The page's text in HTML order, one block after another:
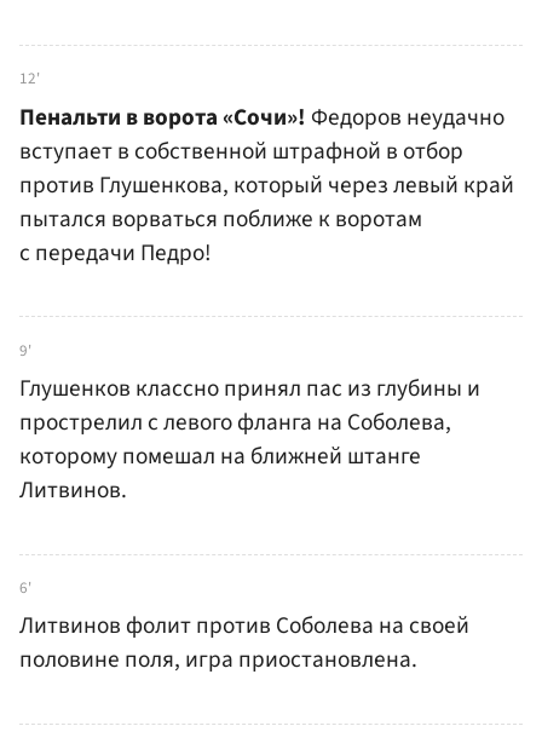
12'
Пенальти в ворота «Сочи»! Федоров неудачно
вступает в собственной штрафной в отбор
против Глушенкова, который через левый край
пытался ворваться поближе к воротам
с передачи Педро!
9'
Глушенков классно принял пас из глубины и
прострелил с левого фланга на Соболева,
которому помешал на ближней штанге
Литвинов.
6'
Литвинов фолит против Соболева на своей
половине поля, игра приостановлена.